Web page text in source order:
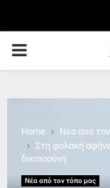
PRIMARY
Home
Νέα από
Στη φυλακή
δικαιοσύνη
Νέα από τον τόπο μας